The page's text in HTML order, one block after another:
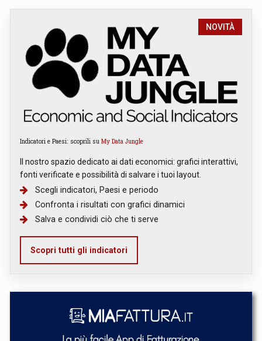
NOVITÀ
Indicatori e Paesi: scoprili su My Data Jungle
Il nostro spazio dedicato ai dati economici: grafici interattivi,
fonti verificate e possibilità di salvare i tuoi layout.
Scegli indicatori, Paesi e periodo
Confronta i risultati con grafici dinamici
Salva e condividi ciò che ti serve
Scopri tutti gli indicatori